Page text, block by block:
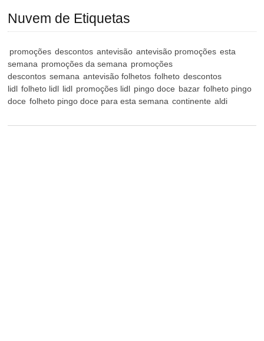
Nuvem de Etiquetas
promoções descontos antevisão antevisão promoções esta
semana promoções da semana promoções
descontos semana antevisão folhetos folheto descontos
lidl folheto lidl lidl promoções lidl pingo doce bazar folheto pingo
doce folheto pingo doce para esta semana continente aldi